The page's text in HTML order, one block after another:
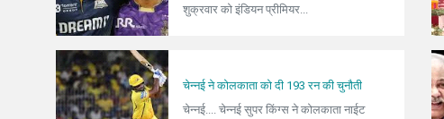
शुक्रवार को इंडियन प्रीमियर...
चेन्नई ने कोलकाता को दी 193 रन की चुनौती
चेन्नई.... चेन्नई सुपर किंग्स ने कोलकाता नाईट